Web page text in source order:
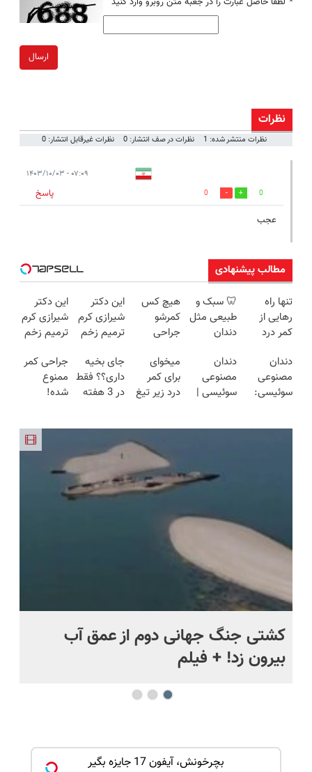
ارسال
نظرات
نظرات منتشر شده: 1 نظرات در صف انتشار: 0 نظرات غیرقابل انتشار: 0
۰۷:۰۹ - ۱۴۰۳/۱۰/۰۳
0
0
پاسخ
عجب
مطالب پیشنهادی
تنها راه
رهایی از
کمر درد
دارو!
(◂پرسش‌نامه)
🦷 سبک و
طبیعی مثل
دندان
نصب آسان
و پرداخت
اقساطی 💳
هیچ کس
کمرشو
جراحی
درمان
کمردرد
بدون قرص
این دکتر
شیرازی کرم
ترمیم زخم
ساخت!!!
این دکتر
شیرازی کرم
ترمیم زخم
ساخت!!!
دندان
مصنوعی
سوئیسی:
دندان
مصنوعی
سوئیسی |
رایگان+پرداخت
اقساطی😍
میخوای
برای کمر
درد زیر تیغ
◗پرسش‌نامه
رو پر کن◖
جای بخیه
داری؟؟ فقط
در 3 هفته
جراحی کمر
ممنوع
شده!
منزل درمان
((پرسش‌نامه))
کشتی‌ جنگ جهانی دوم از عمق آب
بیرون زد! + فیلم
بچرخونش، آیفون 17 جایزه بگیر